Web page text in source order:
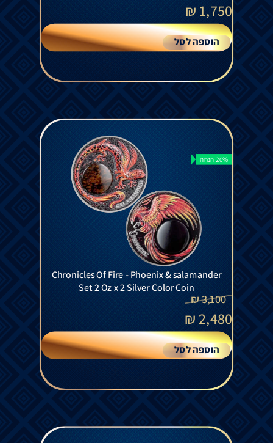
1,750
₪
הוספה לסל
20% הנחה
Chronicles Of Fire - Phoenix & salamander
Set 2 Oz x 2 Silver Color Coin
3,100
₪
2,480
₪
הוספה לסל